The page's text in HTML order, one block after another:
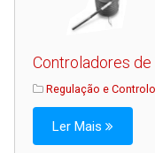
Controladores de
Regulação e Controlo
Ler Mais